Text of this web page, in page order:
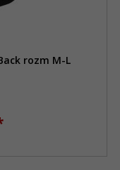
rozm M-L